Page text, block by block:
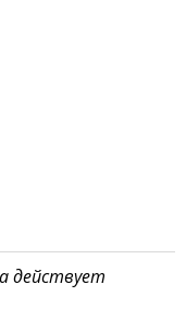
действует